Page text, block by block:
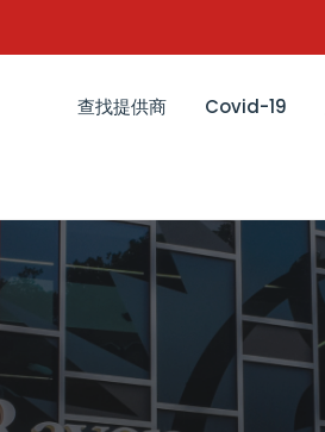
查找提供商 Covid-19